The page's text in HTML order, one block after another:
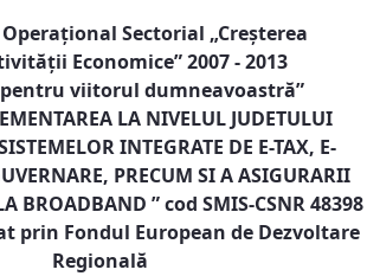
Sectorial „Creşterea
Economice” 2007 - 2013
viitorul dumneavoastră”
LA NIVELUL JUDETULUI
INTEGRATE DE E-TAX, E-
PRECUM SI A ASIGURARII
BROADBAND ” cod SMIS-CSNR 48398
prin Fondul European de Dezvoltare
Regională